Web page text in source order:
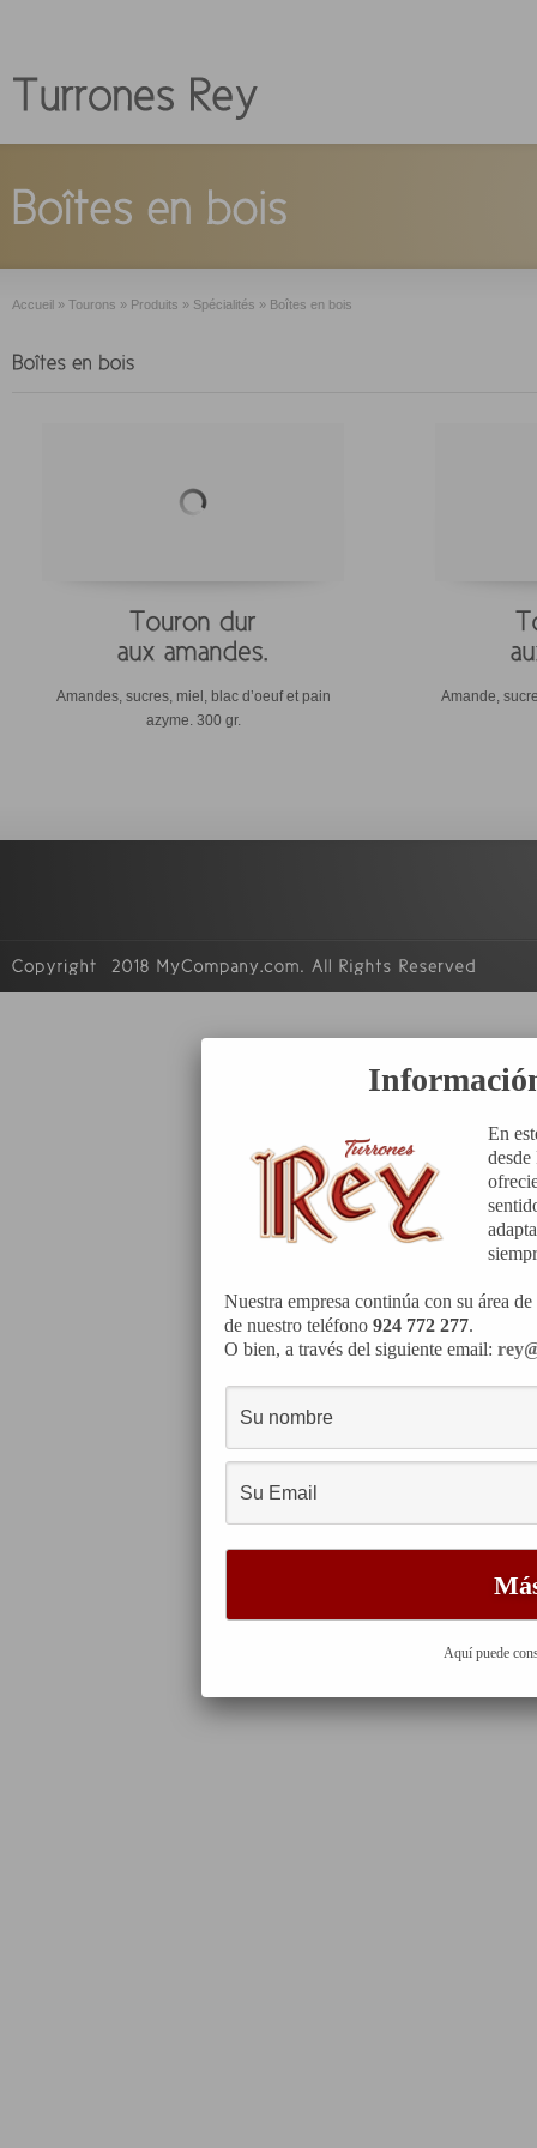
Accueil » Tourons » Produits » Spécialités » Boîtes en bois
Amandes, sucres, miel, blac d’oeuf et pain
azyme. 300 gr.
Amande,
En
Nuestra empresa continúa con su área
de nuestro teléfono924 772 277.
O bien, a través del siguiente email:
Aquí puede